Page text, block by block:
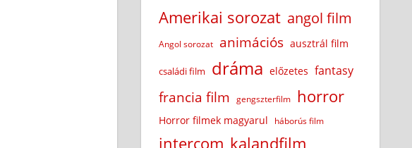
Amerikai sorozat angol film
Angol sorozat animációs ausztrál film
családi film dráma előzetes fantasy
francia film gengszterfilm horror
Horror filmek magyarul háborús film
intercom kalandfilm